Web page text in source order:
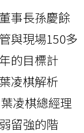
事長孫慶餘
與現場150多
的目標計
凌棋解析
凌棋總經理
留強的階